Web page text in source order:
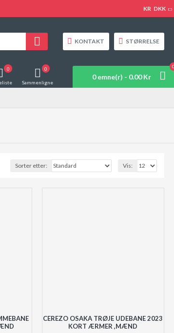
KR DKK
KONTAKT STØRRELSE
0
Sammenligne
0
0 emne(r) - 0.00 Kr
Sorter etter: Vis:
CEREZO OSAKA TRØJE UDEBANE 2023
KORT ÆRMER ,MÆND